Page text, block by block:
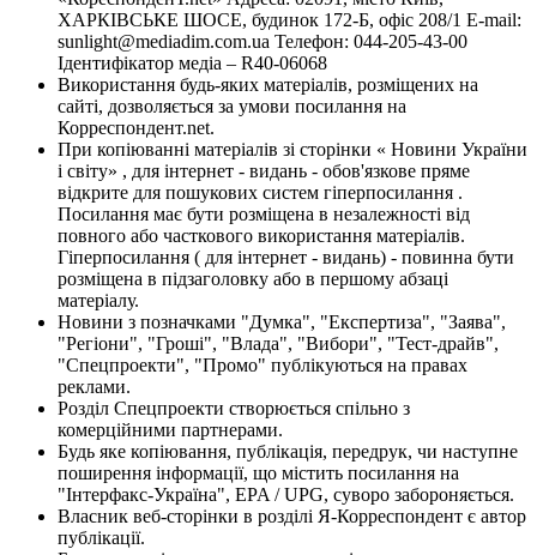
ХАРКІВСЬКЕ ШОСЕ, будинок 172-Б, офіс 208/1 E-mail:
sunlight@mediadim.com.ua Телефон: 044-205-43-00
Ідентифікатор медіа – R40-06068
Використання будь-яких матеріалів, розміщених на
сайті, дозволяється за умови посилання на
Корреспондент.net.
При копіюванні матеріалів зі сторінки « Новини України
і світу» , для інтернет - видань - обов'язкове пряме
відкрите для пошукових систем гіперпосилання .
Посилання має бути розміщена в незалежності від
повного або часткового використання матеріалів.
Гіперпосилання ( для інтернет - видань) - повинна бути
розміщена в підзаголовку або в першому абзаці
матеріалу.
Новини з позначками "Думка", "Експертиза", "Заява",
"Регіони", "Гроші", "Влада", "Вибори", "Тест-драйв",
"Спецпроекти", "Промо" публікуються на правах
реклами.
Розділ Спецпроекти створюється спільно з
комерційними партнерами.
Будь яке копіювання, публікація, передрук, чи наступне
поширення інформації, що містить посилання на
"Інтерфакс-Україна", EPA / UPG, суворо забороняється.
Власник веб-сторінки в розділі Я-Корреспондент є автор
публікації.